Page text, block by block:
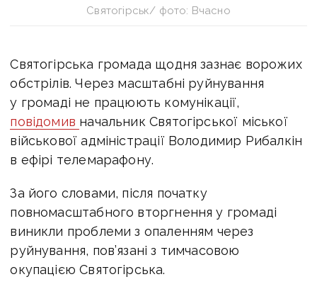
Святогірськ/ фото: Вчасно
Святогірська громада щодня зазнає ворожих
обстрілів. Через масштабні руйнування
у громаді не працюють комунікації,
повідомив начальник Святогірської міської
військової адміністрації Володимир Рибалкін
в ефірі телемарафону.
За його словами, після початку
повномасштабного вторгнення у громаді
виникли проблеми з опаленням через
руйнування, пов’язані з тимчасовою
окупацією Святогірська.